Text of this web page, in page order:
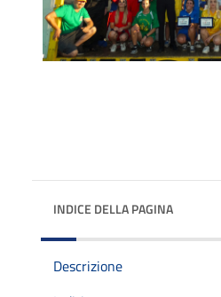
INDICE DELLA PAGINA
Descrizione